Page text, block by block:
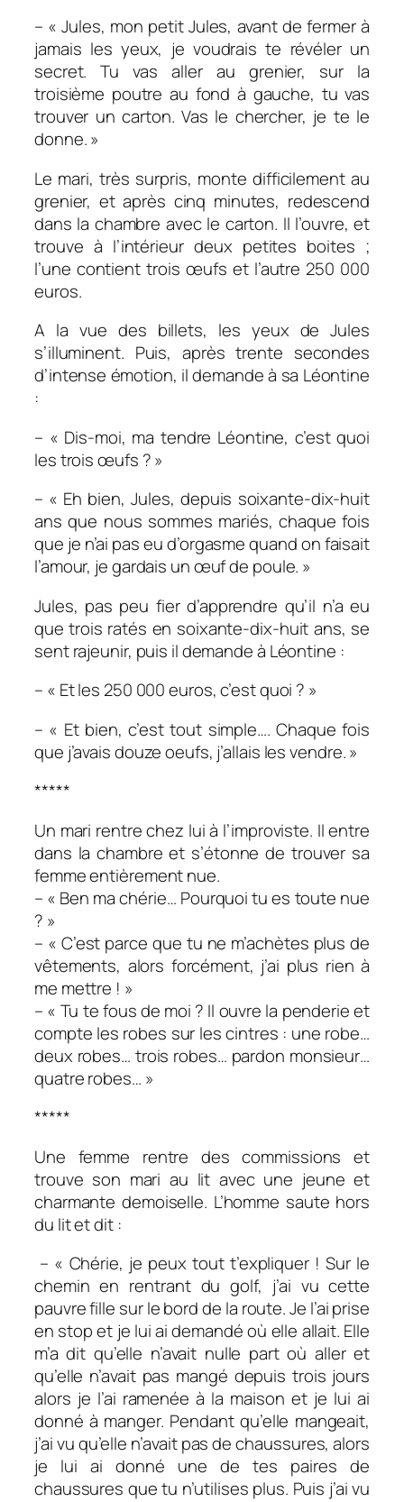
– « Jules, mon petit Jules, avant de fermer à
jamais les yeux, je voudrais te révéler un
secret. Tu vas aller au grenier, sur la
troisième poutre au fond à gauche, tu vas
trouver un carton. Vas le chercher, je te le
donne. »
Le mari, très surpris, monte difficilement au
grenier, et après cinq minutes, redescend
dans la chambre avec le carton. Il l’ouvre, et
trouve à l’intérieur deux petites boites ;
l’une contient trois œufs et l’autre 250 000
euros.
A la vue des billets, les yeux de Jules
s’illuminent. Puis, après trente secondes
d’intense émotion, il demande à sa Léontine
:
– « Dis-moi, ma tendre Léontine, c’est quoi
les trois œufs ? »
– « Eh bien, Jules, depuis soixante-dix-huit
ans que nous sommes mariés, chaque fois
que je n’ai pas eu d’orgasme quand on faisait
l’amour, je gardais un œuf de poule. »
Jules, pas peu fier d’apprendre qu’il n’a eu
que trois ratés en soixante-dix-huit ans, se
sent rajeunir, puis il demande à Léontine :
– « Et les 250 000 euros, c’est quoi ? »
– « Et bien, c’est tout simple…. Chaque fois
que j’avais douze oeufs, j’allais les vendre. »
*****
Un mari rentre chez lui à l’improviste. Il entre
dans la chambre et s’étonne de trouver sa
femme entièrement nue.
– « Ben ma chérie… Pourquoi tu es toute nue
? »
– « C’est parce que tu ne m’achètes plus de
vêtements, alors forcément, j’ai plus rien à
me mettre ! »
– « Tu te fous de moi ? Il ouvre la penderie et
compte les robes sur les cintres : une robe…
deux robes… trois robes… pardon monsieur…
quatre robes… »
*****
Une femme rentre des commissions et
trouve son mari au lit avec une jeune et
charmante demoiselle. L’homme saute hors
du lit et dit :
– « Chérie, je peux tout t’expliquer ! Sur le
chemin en rentrant du golf, j’ai vu cette
pauvre fille sur le bord de la route. Je l’ai prise
en stop et je lui ai demandé où elle allait. Elle
m’a dit qu’elle n’avait nulle part où aller et
qu’elle n’avait pas mangé depuis trois jours
alors je l’ai ramenée à la maison et je lui ai
donné à manger. Pendant qu’elle mangeait,
j’ai vu qu’elle n’avait pas de chaussures, alors
je lui ai donné une de tes paires de
chaussures que tu n’utilises plus. Puis j’ai vu